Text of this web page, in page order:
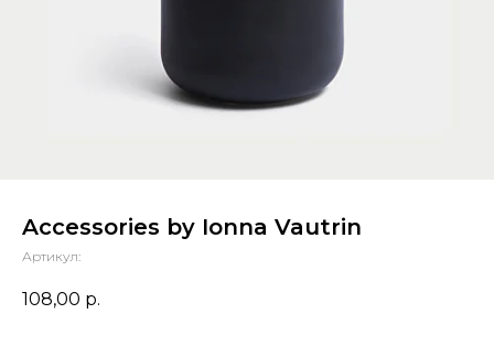
Accessories by Ionna Vautrin
Артикул:
108,00 р.